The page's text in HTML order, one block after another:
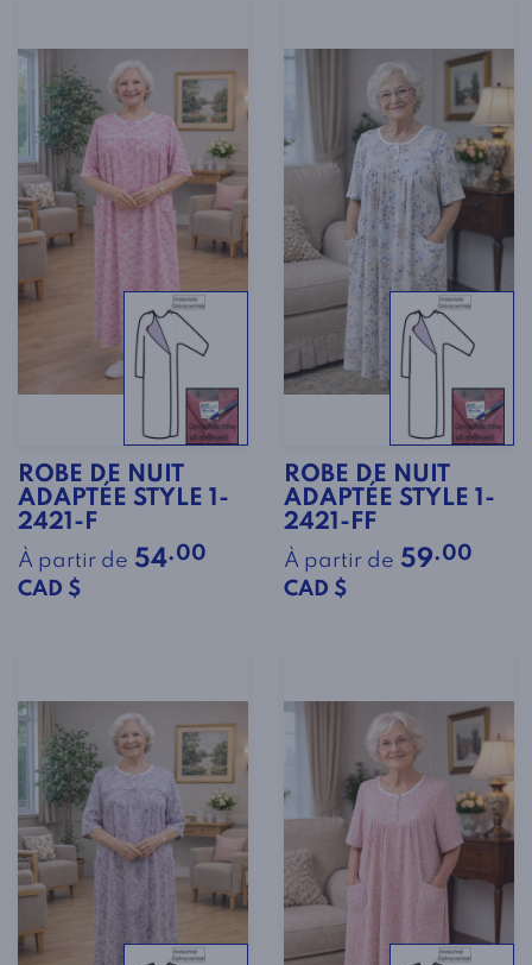
ROBE DE NUIT
ADAPTÉE STYLE 1-
2421-F
À partir de 54.00
CAD $
ROBE DE NUIT
ADAPTÉE STYLE 1-
2421-FF
À partir de 59.00
CAD $